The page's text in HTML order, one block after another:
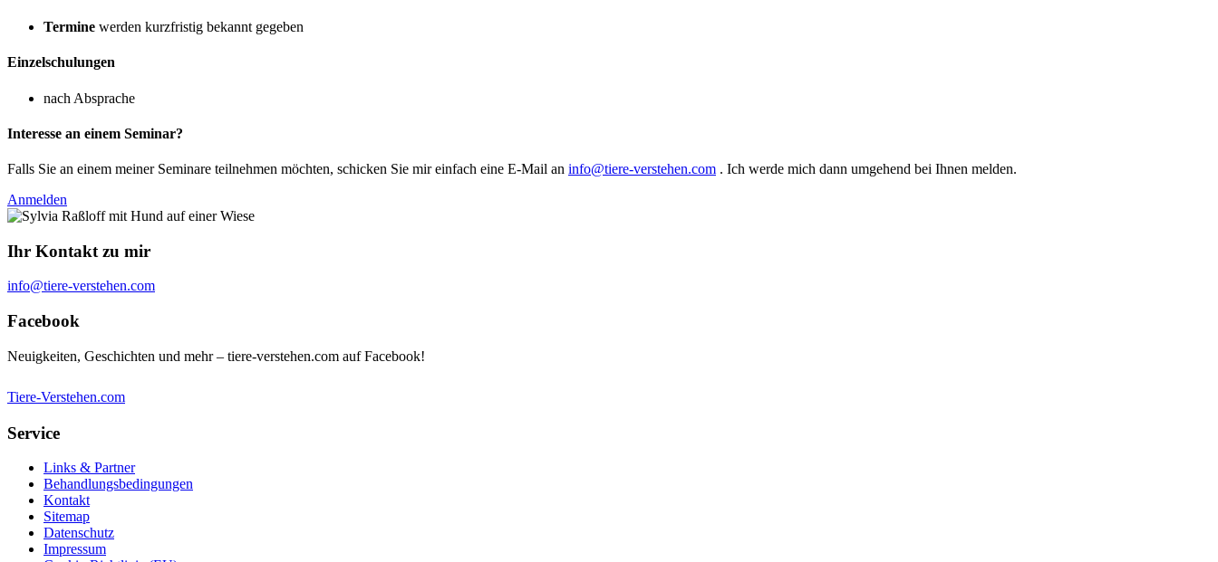
Termine werden kurzfristig bekannt gegeben
Einzelschulungen
nach Absprache
Interesse an einem Seminar?
Falls Sie an einem meiner Seminare teilnehmen möchten, schicken Sie mir einfach eine E-Mail an info@tiere-verstehen.com . Ich werde mich dann umgehend bei Ihnen melden.
Anmelden
Ihr Kontakt zu mir
info@tiere-verstehen.com
Facebook
Neuigkeiten, Geschichten und mehr – tiere-verstehen.com auf Facebook!
Tiere-Verstehen.com
Service
Links & Partner
Behandlungsbedingungen
Kontakt
Sitemap
Datenschutz
Impressum